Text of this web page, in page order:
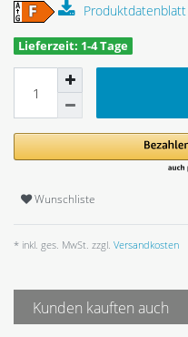
Produktdatenblatt
Lieferzeit: 1-4 Tage
Wunschliste
* inkl. ges. MwSt. zzgl. Versandkosten
Kunden kauften auch